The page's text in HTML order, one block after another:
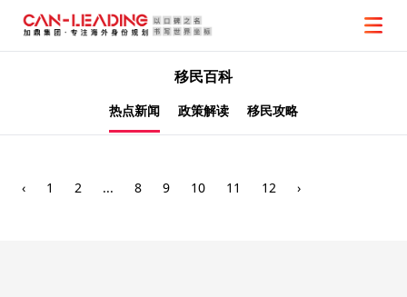
移民百科
热点新闻 政策解读 移民攻略
‹ 1 2 ... 8 9 10 11 12 ›